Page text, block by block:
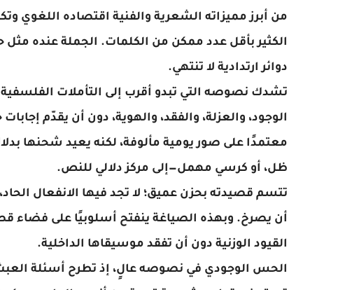
دوائر ارتدادية لا تنتهي.
ظل، أو كرسي مهمل—إلى مركز دلالي للنص.
القيود الوزنية دون أن تفقد موسيقاها الداخلية.